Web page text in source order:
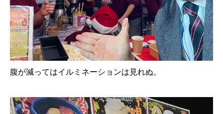
腹が減ってはイルミネーションは見れぬ。